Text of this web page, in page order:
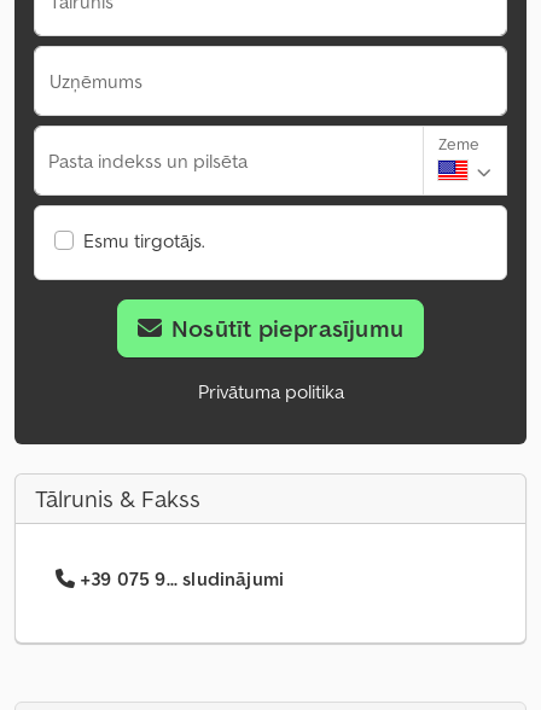
Uzņēmums
Pasta indekss un pilsēta
Zeme
Esmu tirgotājs.
Nosūtīt pieprasījumu
Privātuma politika
Tālrunis & Fakss
+39 075 9... sludinājumi